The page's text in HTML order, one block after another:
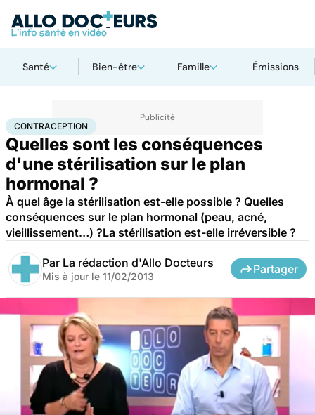
Santé Bien-être Famille Émissions
AccueilSantéContraception
CONTRACEPTION
Quelles sont les conséquences
d'une stérilisation sur le plan
hormonal ?
À quel âge la stérilisation est-elle possible ? Quelles
conséquences sur le plan hormonal (peau, acné,
vieillissement…) ?La stérilisation est-elle irréversible ?
Par La rédaction d'Allo Docteurs
Mis à jour le 11/02/2013
Partager